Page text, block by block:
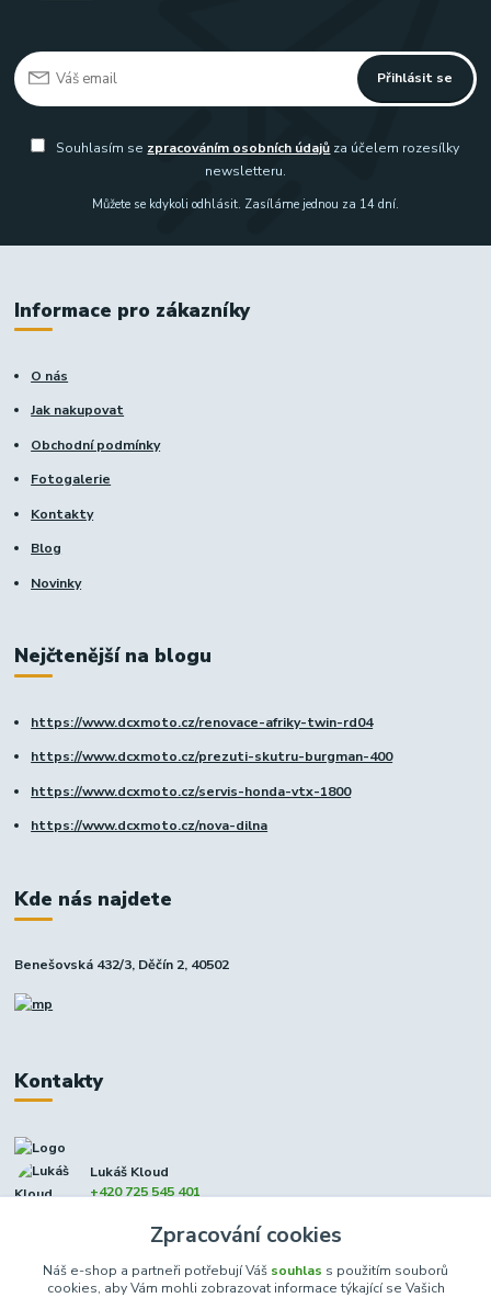
Přihlásit se
Souhlasím se zpracováním osobních údajů za účelem rozesílky
newsletteru.
Můžete se kdykoli odhlásit. Zasíláme jednou za 14 dní.
Informace pro zákazníky
O nás
Jak nakupovat
Obchodní podmínky
Fotogalerie
Kontakty
Blog
Novinky
Nejčtenější na blogu
https://www.dcxmoto.cz/renovace-afriky-twin-rd04
https://www.dcxmoto.cz/prezuti-skutru-burgman-400
https://www.dcxmoto.cz/servis-honda-vtx-1800
https://www.dcxmoto.cz/nova-dilna
Kde nás najdete
Benešovská 432/3, Děčín 2, 40502
Kontakty
Lukáš Kloud
+420 725 545 401
Zpracování cookies
Náš e-shop a partneři potřebují Váš souhlas s použitím souborů
cookies, aby Vám mohli zobrazovat informace týkající se Vašich